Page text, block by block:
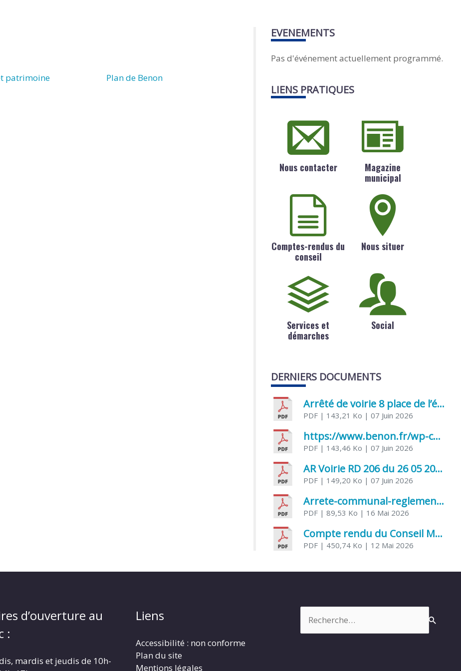
patrimoine Plan de Benon
EVENEMENTS
Pas d'événement actuellement programmé.
LIENS PRATIQUES
Nous contacter
Magazine
municipal
Comptes-rendus du
conseil
Nous situer
Services et
démarches
Social
DERNIERS DOCUMENTS
Arrêté de voirie 8 place de l’église 17170 Benon
PDF | 143,21 Ko | 07 Juin 2026
https://www.benon.fr/wp-content/uploads/2026/06/AR-Voirie-Chemin-de-Lafond-du-26-05-2026.pdf
PDF | 143,46 Ko | 07 Juin 2026
AR Voirie RD 206 du 26 05 2026
PDF | 149,20 Ko | 07 Juin 2026
Arrete-communal-reglemenatnt-des-bruits-de-voisinage-et-des-activites-bruyantes
PDF | 89,53 Ko | 16 Mai 2026
Compte rendu du Conseil Municipal du 06 mai 2026
PDF | 450,74 Ko | 12 Mai 2026
d’ouverture au
:
mardis et jeudis de 10h-
Liens
Accessibilité : non conforme
Plan du site
Mentions légales